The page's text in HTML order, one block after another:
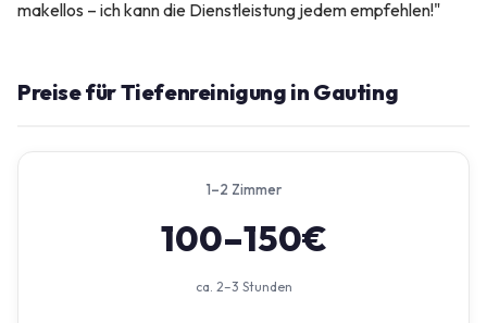
makellos – ich kann die Dienstleistung jedem empfehlen!"
Preise für Tiefenreinigung in Gauting
1–2 Zimmer
100–150€
ca. 2–3 Stunden